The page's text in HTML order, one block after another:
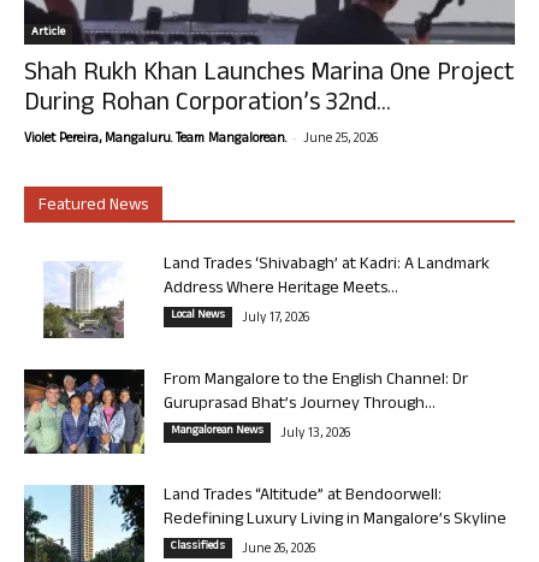
Article
Shah Rukh Khan Launches Marina One Project
During Rohan Corporation’s 32nd...
Violet Pereira, Mangaluru. Team Mangalorean. - June 25, 2026
Featured News
Land Trades ‘Shivabagh’ at Kadri: A Landmark
Address Where Heritage Meets...
Local News July 17, 2026
From Mangalore to the English Channel: Dr
Guruprasad Bhat’s Journey Through...
Mangalorean News July 13, 2026
Land Trades “Altitude” at Bendoorwell:
Redefining Luxury Living in Mangalore’s Skyline
Classifieds June 26, 2026